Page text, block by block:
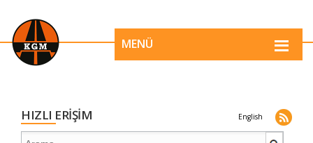
MENÜ
HIZLI ERİŞİM English